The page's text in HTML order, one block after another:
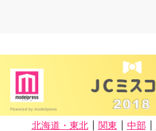
北海道・東北 関東 中部